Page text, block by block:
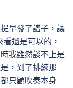
早發了譜子，讓
還是可以的，
我雖然談不上是
，到了排練那
只顧吹奏本身